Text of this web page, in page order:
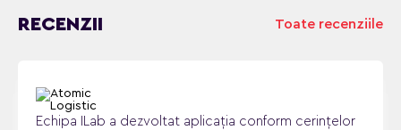
RECENZII Toate recenziile
Echipa ILab a dezvoltat aplicația conform cerințelor